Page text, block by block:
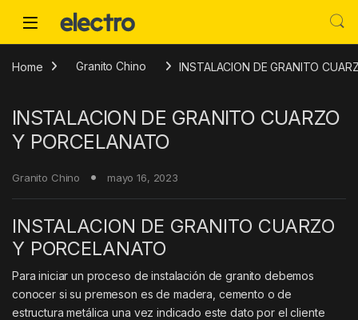
Home Granito Chino INSTALACION DE GRANITO
INSTALACION DE GRANITO CUARZO
Y PORCELANATO
Granito Chino mayo 16, 2023
INSTALACION DE GRANITO CUARZO
Y PORCELANATO
Para iniciar un proceso de instalación de granito debemos
conocer si su premeson es de madera, cemento o de
estructura metálica una vez indicado este dato por el cliente